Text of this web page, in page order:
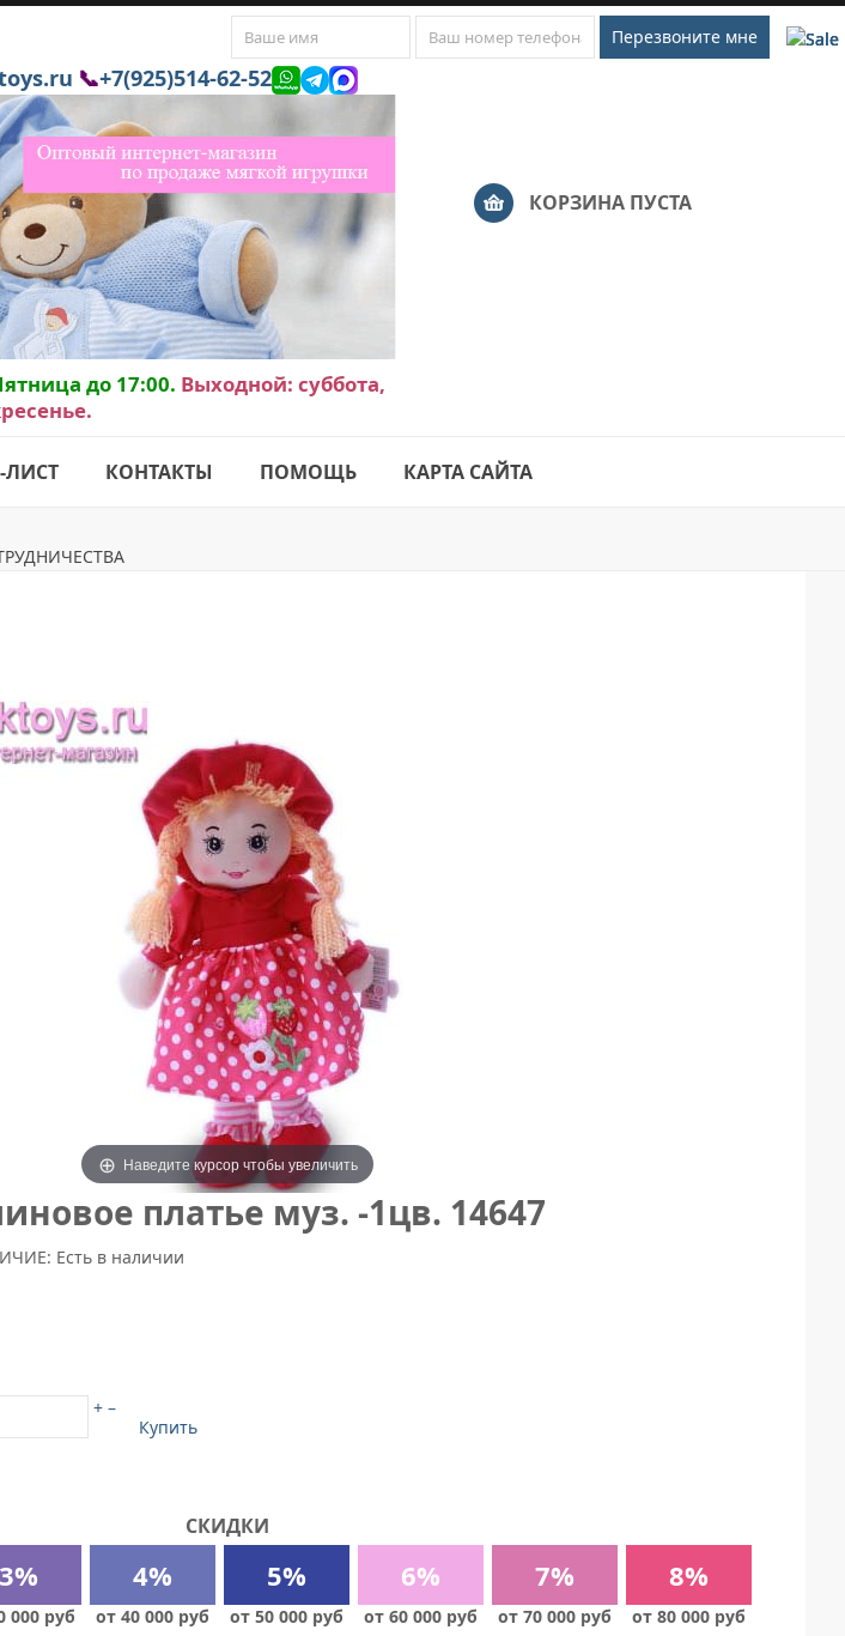
📞+7(925)514-62-52
до 17:00. Выходной: суббота,
КОРЗИНА ПУСТА
ЛИСТ КОНТАКТЫ ПОМОЩЬ КАРТА САЙТА
Наведите курсор чтобы увеличить
платье муз. -1цв. 14647
Есть в наличии
+ –
Купить
СКИДКИ
3%
000 руб
4%
от 40 000 руб
5%
от 50 000 руб
6%
от 60 000 руб
7%
от 70 000 руб
8%
от 80 000 руб